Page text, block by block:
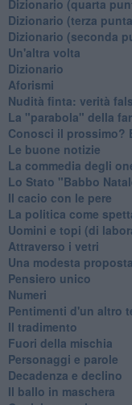
​Dizionario (quarta
​Dizionario (terza
​Dizionario (seconda
Un'altra volta
Dizionario
Aforismi
Nudità finta: verità
La "parabola" della
Conosci il prossimo?
Le buone notizie
La commedia degli
Lo Stato "Babbo
Il cacio con le pere
La politica come
Uomini e topi (di
Attraverso i vetri
Una modesta proposta
Pensiero unico
Numeri
Pentimenti d'un altro
Il tradimento
Fuori della mischia
Personaggi e parole
Decadenza e declino
Il ballo in maschera